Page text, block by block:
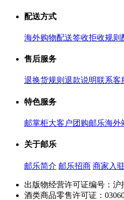
配送方式
海外购物配送签收拒收规则
售后服务
退换货规则 退款说明联系客
特色服务
邮掌柜大客户团购邮乐海外
关于邮乐
邮乐简介 邮乐招商 商家入驻
出版物经营许可证编号：沪
酒类商品零售许可证：